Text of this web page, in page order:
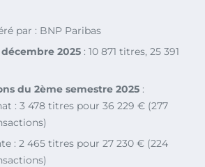
par : BNP Paribas
décembre 2025 : 10 871 titres, 25 391
du 2ème semestre 2025 :
: 3 478 titres pour 36 229 € (277
: 2 465 titres pour 27 230 € (224